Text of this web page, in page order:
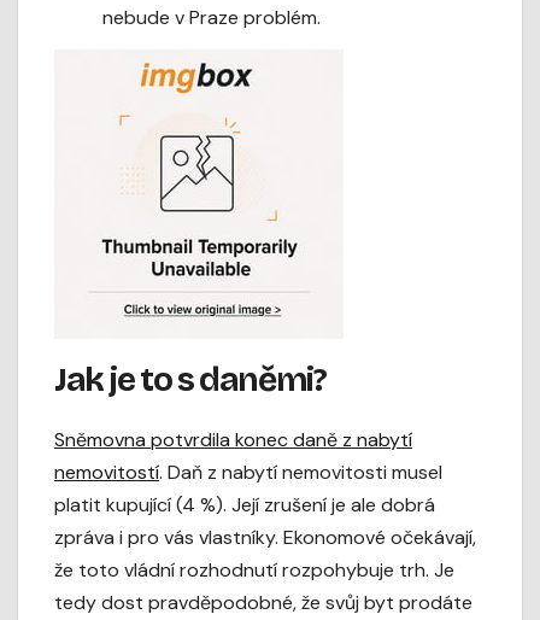
nebude v Praze problém.
Jak je to s daněmi?
Sněmovna potvrdila konec daně z nabytí
nemovitostí. Daň z nabytí nemovitosti musel
platit kupující (4 %). Její zrušení je ale dobrá
zpráva i pro vás vlastníky. Ekonomové očekávají,
že toto vládní rozhodnutí rozpohybuje trh. Je
tedy dost pravděpodobné, že svůj byt prodáte